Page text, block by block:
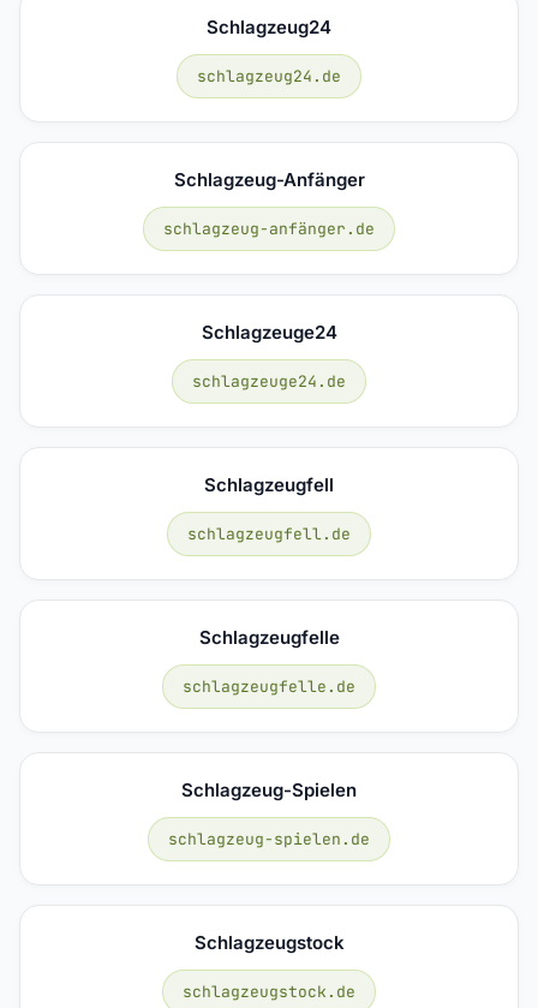
Schlagzeug24
schlagzeug24.de
Schlagzeug-Anfänger
schlagzeug-anfänger.de
Schlagzeuge24
schlagzeuge24.de
Schlagzeugfell
schlagzeugfell.de
Schlagzeugfelle
schlagzeugfelle.de
Schlagzeug-Spielen
schlagzeug-spielen.de
Schlagzeugstock
schlagzeugstock.de